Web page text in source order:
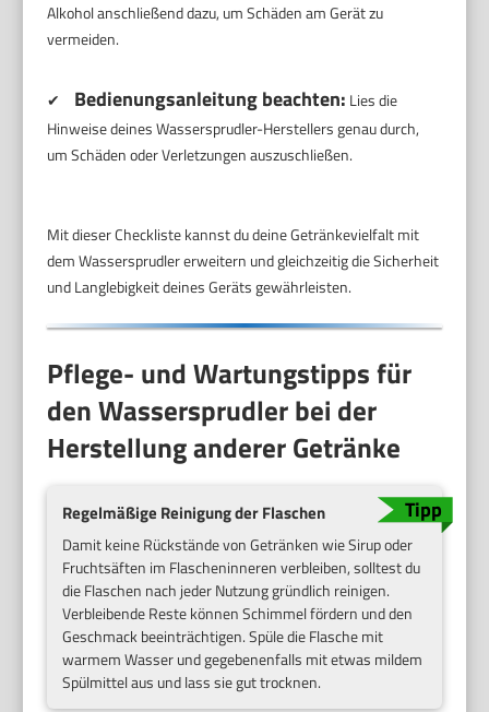
Alkohol anschließend dazu, um Schäden am Gerät zu
vermeiden.
✔ Bedienungsanleitung beachten: Lies die
Hinweise deines Wassersprudler-Herstellers genau durch,
um Schäden oder Verletzungen auszuschließen.
Mit dieser Checkliste kannst du deine Getränkevielfalt mit
dem Wassersprudler erweitern und gleichzeitig die Sicherheit
und Langlebigkeit deines Geräts gewährleisten.
Pflege- und Wartungstipps für
den Wassersprudler bei der
Herstellung anderer Getränke
Regelmäßige Reinigung der Flaschen
Damit keine Rückstände von Getränken wie Sirup oder
Fruchtsäften im Flascheninneren verbleiben, solltest du
die Flaschen nach jeder Nutzung gründlich reinigen.
Verbleibende Reste können Schimmel fördern und den
Geschmack beeinträchtigen. Spüle die Flasche mit
warmem Wasser und gegebenenfalls mit etwas mildem
Spülmittel aus und lass sie gut trocknen.